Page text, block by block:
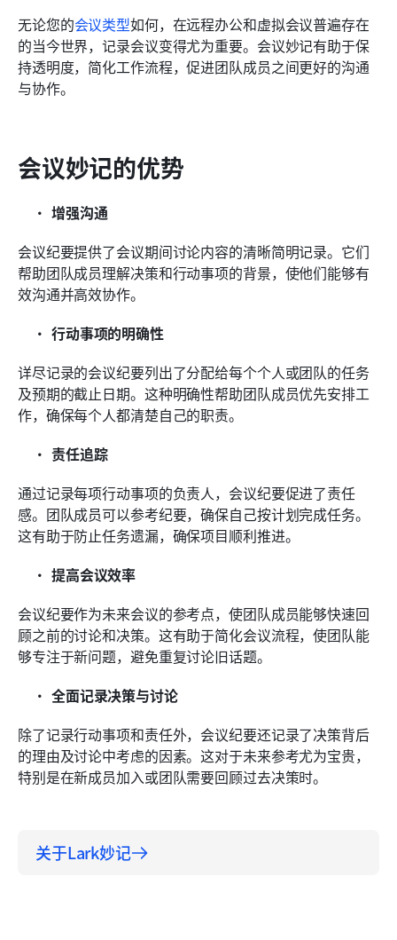
无论您的会议类型如何，在远程办公和虚拟会议普遍存在
的当今世界，记录会议变得尤为重要。会议妙记有助于保
持透明度，简化工作流程，促进团队成员之间更好的沟通
与协作。
会议妙记的优势
增强沟通
会议纪要提供了会议期间讨论内容的清晰简明记录。它们
帮助团队成员理解决策和行动事项的背景，使他们能够有
效沟通并高效协作。
行动事项的明确性
详尽记录的会议纪要列出了分配给每个个人或团队的任务
及预期的截止日期。这种明确性帮助团队成员优先安排工
作，确保每个人都清楚自己的职责。
责任追踪
通过记录每项行动事项的负责人，会议纪要促进了责任
感。团队成员可以参考纪要，确保自己按计划完成任务。
这有助于防止任务遗漏，确保项目顺利推进。
提高会议效率
会议纪要作为未来会议的参考点，使团队成员能够快速回
顾之前的讨论和决策。这有助于简化会议流程，使团队能
够专注于新问题，避免重复讨论旧话题。
全面记录决策与讨论
除了记录行动事项和责任外，会议纪要还记录了决策背后
的理由及讨论中考虑的因素。这对于未来参考尤为宝贵，
特别是在新成员加入或团队需要回顾过去决策时。
关于Lark妙记